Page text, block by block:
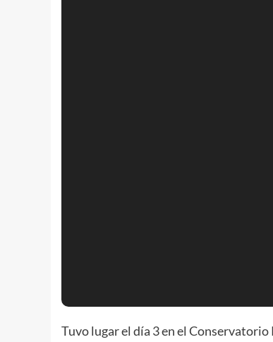
Tuvo lugar el día 3 en el